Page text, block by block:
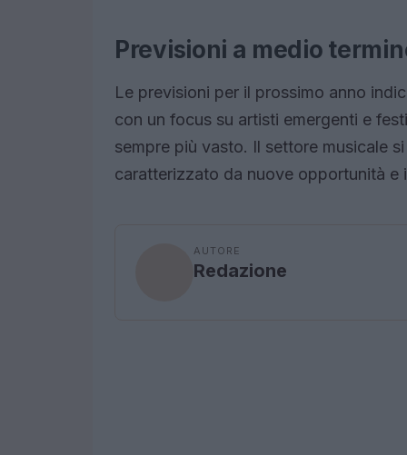
Previsioni a medio
Le previsioni per il prossimo anno
con un focus su artisti emergenti e
sempre più vasto. Il settore musicale
caratterizzato da nuove opportunità e
AUTORE
Redazione